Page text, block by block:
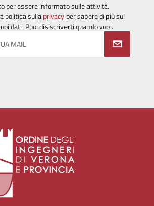
per essere informato sulle attività.
politica sullaprivacyper sapere di più sul
dati. Puoi disiscriverti quando vuoi.
MAIL